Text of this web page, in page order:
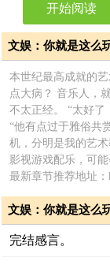
开始阅读
文娱：你就是这么
介
本世纪最高成就的
点大病？ 音乐人，
不太正经。 “太好了
“他有点过于雅俗共
机，分明是我的艺
影视游戏配乐，可能
最新章节推荐地址：
完结感言。